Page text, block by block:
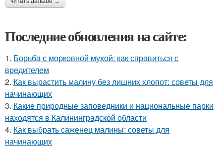
Последние обновления на сайте:
1. Борьба с морковной мухой: как справиться с
вредителем
2. Как вырастить малину без лишних хлопот: советы для
начинающих
3. Какие природные заповедники и национальные парки
находятся в Калининградской области
4. Как выбрать саженец малины: советы для
начинающих